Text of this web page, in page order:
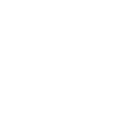
La tecnología también
sistema de sonido 7.1
como unas de las de